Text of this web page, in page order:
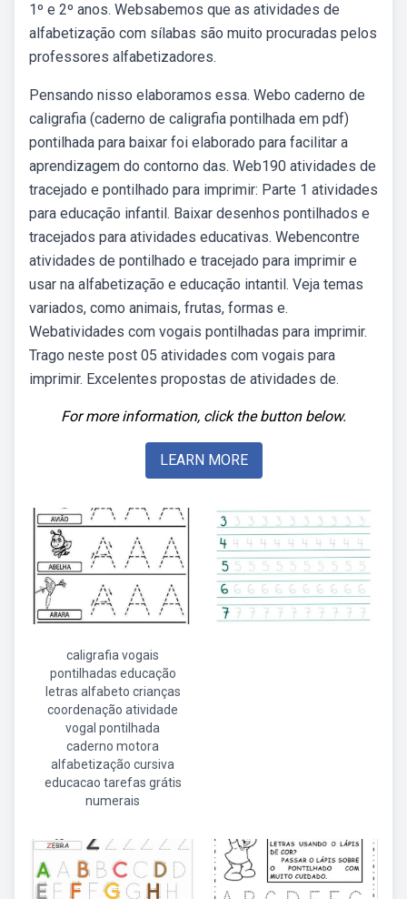
1º e 2º anos. Websabemos que as atividades de
alfabetização com sílabas são muito procuradas pelos
professores alfabetizadores.
Pensando nisso elaboramos essa. Webo caderno de
caligrafia (caderno de caligrafia pontilhada em pdf)
pontilhada para baixar foi elaborado para facilitar a
aprendizagem do contorno das. Web190 atividades de
tracejado e pontilhado para imprimir: Parte 1 atividades
para educação infantil. Baixar desenhos pontilhados e
tracejados para atividades educativas. Webencontre
atividades de pontilhado e tracejado para imprimir e
usar na alfabetização e educação intantil. Veja temas
variados, como animais, frutas, formas e.
Webatividades com vogais pontilhadas para imprimir.
Trago neste post 05 atividades com vogais para
imprimir. Excelentes propostas de atividades de.
For more information, click the button below.
LEARN MORE
caligrafia vogais
pontilhadas educação
letras alfabeto crianças
coordenação atividade
vogal pontilhada
caderno motora
alfabetização cursiva
educacao tarefas grátis
numerais